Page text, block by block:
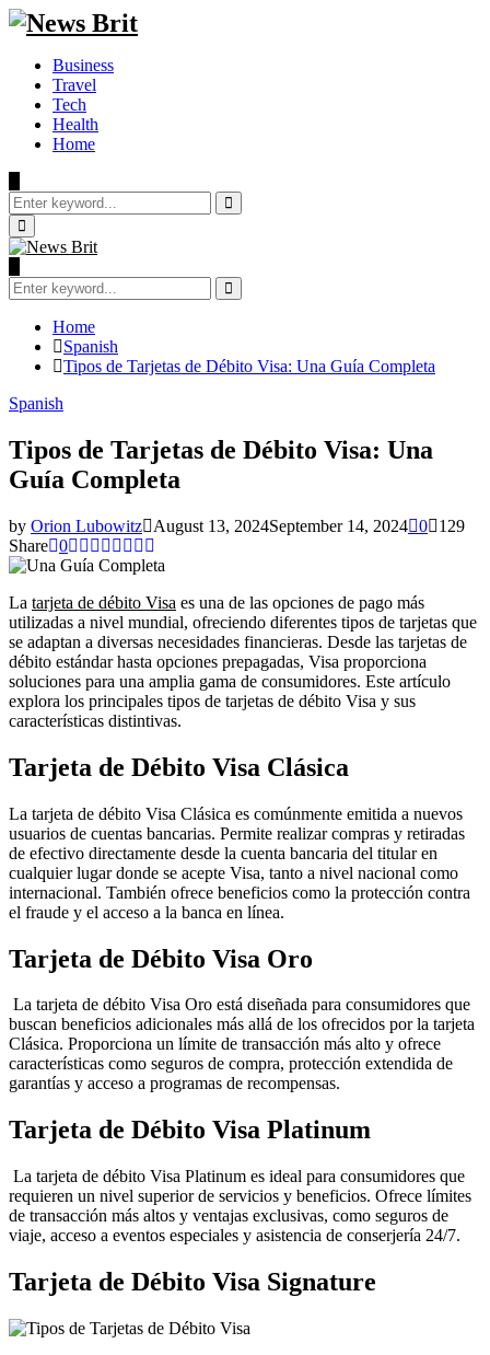
Business
Travel
Tech
Health
Home
Search
for:
Search
Primary
Menu
Search
for:
Search
Home
Spanish
Tipos de Tarjetas de Débito Visa: Una Guía Completa
Spanish
Tipos de Tarjetas de Débito Visa: Una
Guía Completa
by Orion Lubowitz August 13, 2024September 14, 2024 0
129
Share 0
La tarjeta de débito Visa es una de las opciones de pago más
utilizadas a nivel mundial, ofreciendo diferentes tipos de tarjetas que
se adaptan a diversas necesidades financieras. Desde las tarjetas de
débito estándar hasta opciones prepagadas, Visa proporciona
soluciones para una amplia gama de consumidores. Este artículo
explora los principales tipos de tarjetas de débito Visa y sus
características distintivas.
Tarjeta de Débito Visa Clásica
La tarjeta de débito Visa Clásica es comúnmente emitida a nuevos
usuarios de cuentas bancarias. Permite realizar compras y retiradas
de efectivo directamente desde la cuenta bancaria del titular en
cualquier lugar donde se acepte Visa, tanto a nivel nacional como
internacional. También ofrece beneficios como la protección contra
el fraude y el acceso a la banca en línea.
Tarjeta de Débito Visa Oro
La tarjeta de débito Visa Oro está diseñada para consumidores que
buscan beneficios adicionales más allá de los ofrecidos por la tarjeta
Clásica. Proporciona un límite de transacción más alto y ofrece
características como seguros de compra, protección extendida de
garantías y acceso a programas de recompensas.
Tarjeta de Débito Visa Platinum
La tarjeta de débito Visa Platinum es ideal para consumidores que
requieren un nivel superior de servicios y beneficios. Ofrece límites
de transacción más altos y ventajas exclusivas, como seguros de
viaje, acceso a eventos especiales y asistencia de conserjería 24/7.
Tarjeta de Débito Visa Signature